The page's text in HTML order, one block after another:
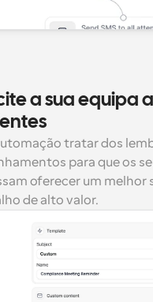
a sua equipa
tratar dos
para que os
oferecer um melhor
de alto valor.